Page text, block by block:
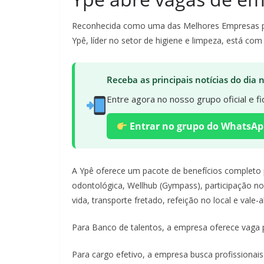
Reconhecida como uma das Melhores
Ypê, líder no setor de higiene e limpeza, está
Receba as principais notícias do dia
Entre agora no nosso grupo oficial e
Entrar no grupo do
A Ypê oferece um pacote de benefícios
odontológica, Wellhub (Gympass), participação
vida, transporte fretado, refeição no local e vale-
Para Banco de talentos, a empresa oferece vaga
Para cargo efetivo, a empresa busca